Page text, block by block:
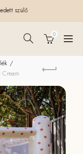
szülő
0